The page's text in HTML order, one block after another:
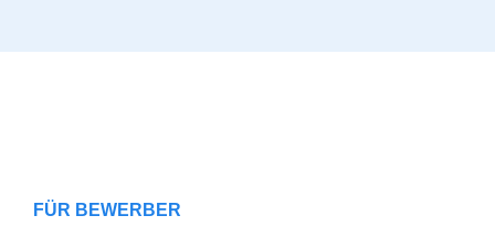
FÜR BEWERBER